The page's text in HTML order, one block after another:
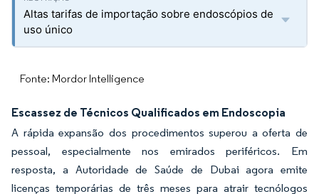
Altas tarifas de importação sobre endoscópios de
uso único
Fonte: Mordor Intelligence
Escassez de Técnicos Qualificados em Endoscopia
A rápida expansão dos procedimentos superou a oferta de
pessoal, especialmente nos emirados periféricos. Em
resposta, a Autoridade de Saúde de Dubai agora emite
licenças temporárias de três meses para atrair tecnólogos